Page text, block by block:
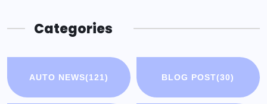
Categories
AUTO NEWS(121) BLOG POST(30)